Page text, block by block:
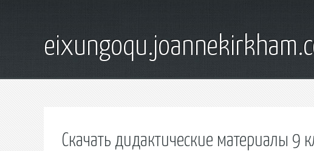
Скачать дидактические материалы 9